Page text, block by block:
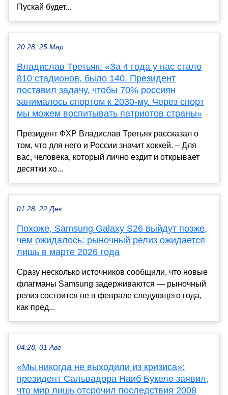
Пускай будет...
20:28, 25 Мар
Владислав Третьяк: «За 4 года у нас стало
810 стадионов, было 140. Президент
поставил задачу, чтобы 70% россиян
занималось спортом к 2030-му. Через спорт
мы можем воспитывать патриотов страны»
Президент ФХР Владислав Третьяк рассказал о
том, что для него и России значит хоккей. – Для
вас, человека, который лично ездит и открывает
десятки хо...
01:28, 22 Дек
Похоже, Samsung Galaxy S26 выйдут позже,
чем ожидалось: рыночный релиз ожидается
лишь в марте 2026 года
Сразу несколько источников сообщили, что новые
флагманы Samsung задерживаются — рыночный
релиз состоится не в феврале следующего года,
как пред...
04:28, 01 Авг
«Мы никогда не выходили из кризиса»:
президент Сальвадора Наиб Букеле заявил,
что мир лишь отсрочил последствия 2008